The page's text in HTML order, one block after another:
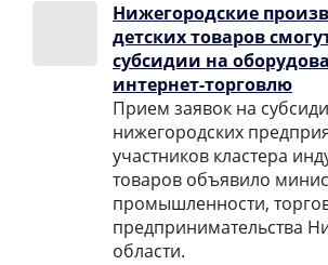
Нижегородские
детских товаров
субсидии на
интернет-торговлю
Прием заявок на
нижегородских
участников кластера
товаров объявило
промышленности,
предпринимательства
области.